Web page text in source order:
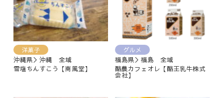
洋菓子
沖縄県＞沖縄 全域
雪塩ちんすこう【南風堂】
グルメ
福島県＞福島 全域
酪農カフェオレ【酪王乳牛株式
会社】